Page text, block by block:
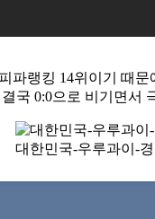
파랭킹 14위이기 때
국 0:0으로 비기면서
대한민국-우루과이-